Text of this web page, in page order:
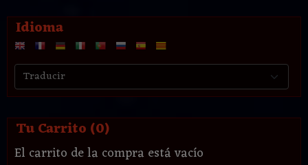
Idioma
Tu Carrito (0)
El carrito de la compra está vacío